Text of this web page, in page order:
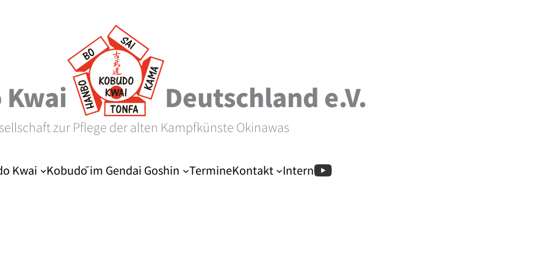
Kwai Deutschland e.V.
zur Pflege der alten Kampfkünste Okinawas
Kwai Kobudō im Gendai Goshin TermineKontakt Intern